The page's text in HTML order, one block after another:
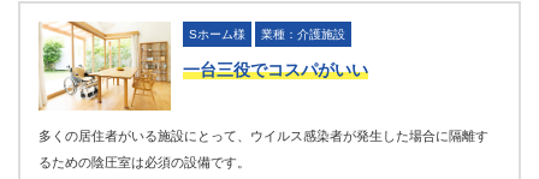
Sホーム様 業種：介護施設
一台三役でコスパがいい
多くの居住者がいる施設にとって、ウイルス感染者が発生した場合に隔離す
るための陰圧室は必須の設備です。